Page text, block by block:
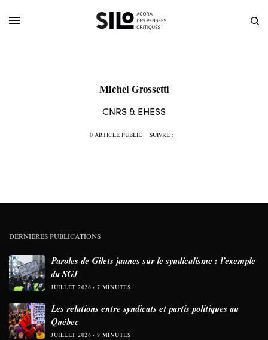
Michel Grossetti
CNRS & EHESS
0 ARTICLE PUBLIÉ SUIVRE :
DERNIÈRES PUBLICATIONS
Paroles de Gilets jaunes sur le syndicalisme : l’exemple
du SGJ
JUILLET 2026 7 MINUTES
Les relations entre syndicats et partis politiques au
Québec
JUILLET 2026 9 MINUTES